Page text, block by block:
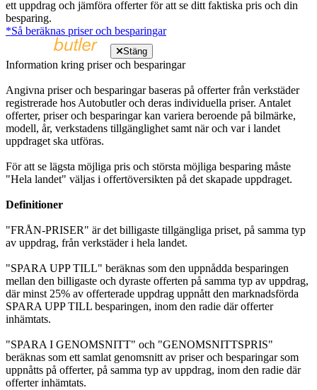
ett uppdrag och jämföra offerter för att se ditt faktiska pris och din
besparing.
*Så beräknas priser och besparingar
Stäng
Information kring priser och besparingar
Angivna priser och besparingar baseras på offerter från verkstäder
registrerade hos Autobutler och deras individuella priser. Antalet
offerter, priser och besparingar kan variera beroende på bilmärke,
modell, år, verkstadens tillgänglighet samt när och var i landet
uppdraget ska utföras.
För att se lägsta möjliga pris och största möjliga besparing måste
"Hela landet" väljas i offertöversikten på det skapade uppdraget.
Definitioner
"FRÅN-PRISER" är det billigaste tillgängliga priset, på samma typ
av uppdrag, från verkstäder i hela landet.
"SPARA UPP TILL" beräknas som den uppnådda besparingen
mellan den billigaste och dyraste offerten på samma typ av uppdrag,
där minst 25% av offerterade uppdrag uppnått den marknadsförda
SPARA UPP TILL besparingen, inom den radie där offerter
inhämtats.
"SPARA I GENOMSNITT" och "GENOMSNITTSPRIS"
beräknas som ett samlat genomsnitt av priser och besparingar som
uppnåtts på offerter, på samma typ av uppdrag, inom den radie där
offerter inhämtats.